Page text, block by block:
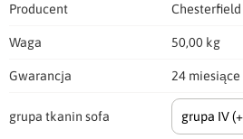
Producent
Waga 50,00 kg
Gwarancja 24 miesiące
grupa tkanin sofa grupa IV